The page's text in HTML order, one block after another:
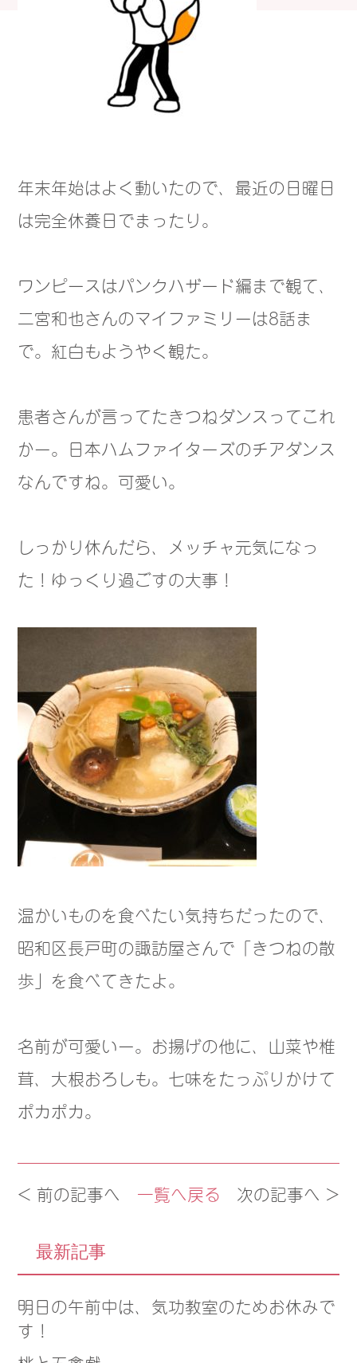
年末年始はよく動いたので、最近の日曜日
は完全休養日でまったり。
ワンピースはパンクハザード編まで観て、
二宮和也さんのマイファミリーは8話ま
で。紅白もようやく観た。
患者さんが言ってたきつねダンスってこれ
かー。日本ハムファイターズのチアダンス
なんですね。可愛い。
しっかり休んだら、メッチャ元気になっ
た！ゆっくり過ごすの大事！
温かいものを食べたい気持ちだったので、
昭和区長戸町の諏訪屋さんで「きつねの散
歩」を食べてきたよ。
名前が可愛いー。お揚げの他に、山菜や椎
茸、大根おろしも。七味をたっぷりかけて
ポカポカ。
< 前の記事へ 一覧へ戻る 次の記事へ >
最新記事
明日の午前中は、気功教室のためお休みで
す！